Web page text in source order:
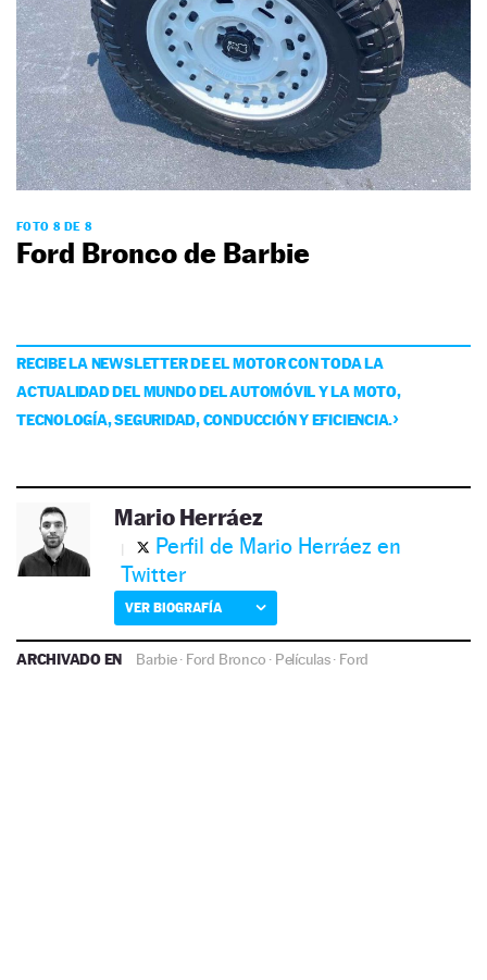
FOTO 8 DE 8
Ford Bronco de Barbie
RECIBE LA NEWSLETTER DE EL MOTOR CON TODA LA
ACTUALIDAD DEL MUNDO DEL AUTOMÓVIL Y LA MOTO,
TECNOLOGÍA, SEGURIDAD, CONDUCCIÓN Y EFICIENCIA.
Mario Herráez
Perfil de Mario Herráez en
Twitter
VER BIOGRAFÍA
ARCHIVADO EN Barbie· Ford Bronco · Películas· Ford